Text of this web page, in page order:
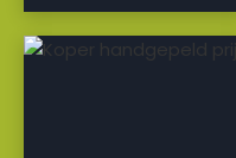
a